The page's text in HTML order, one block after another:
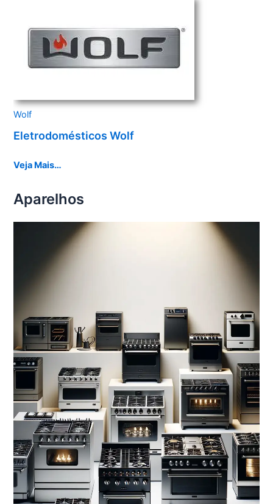
Wolf
Eletrodomésticos Wolf
Veja Mais…
Aparelhos